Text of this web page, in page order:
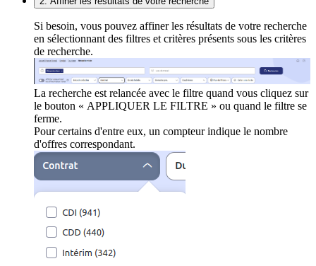
Si besoin, vous pouvez affiner les résultats de votre recherche
en sélectionnant des filtres et critères présents sous les critères
de recherche.
La recherche est relancée avec le filtre quand vous cliquez sur
le bouton « APPLIQUER LE FILTRE » ou quand le filtre se
ferme.
Pour certains d'entre eux, un compteur indique le nombre
d'offres correspondant.